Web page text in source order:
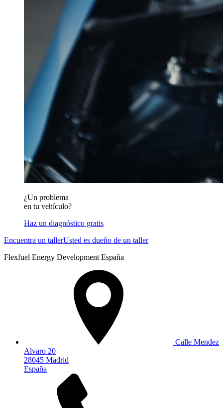
¿Un problema
en tu vehículo?
Haz un diagnóstico gratis
Encuentra un tallerUsted es dueño de un taller
Flexfuel Energy Development España
Calle Mendez
Alvaro 20
28045 Madrid
España